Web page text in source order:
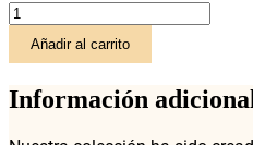
era:
ESMALTE
MJEXPERTNAILS
Tono
Nº
11
Añadir al carrito
Información